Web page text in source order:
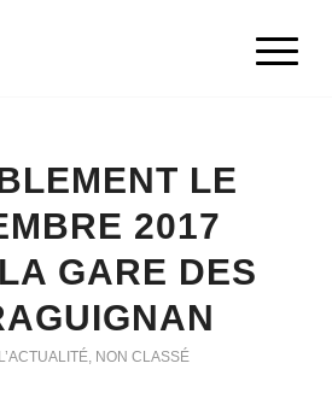
LE
2017
GARE DES
L’ACTUALITÉ, NON CLASSÉ